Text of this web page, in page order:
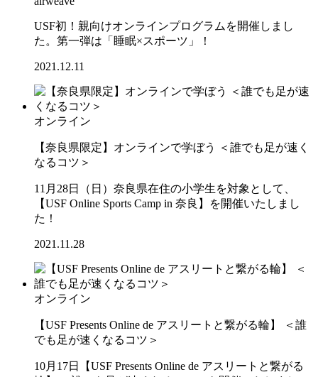
USF初！親向けオンラインプログラムを開催しまし
た。第一弾は「睡眠×スポーツ」！
2021.12.11
オンライン
【奈良県限定】オンラインで学ぼう ＜誰でも足が速く
なるコツ＞
11月28日（日）奈良県在住の小学生を対象として、
【USF Online Sports Camp in 奈良】を開催いたしまし
た！
2021.11.28
オンライン
【USF Presents Online de アスリートと繋がる輪】 ＜誰
でも足が速くなるコツ＞
10月17日【USF Presents Online de アスリートと繋がる